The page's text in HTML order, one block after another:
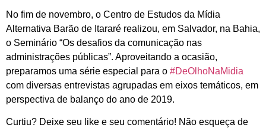
No fim de novembro, o Centro de Estudos da Mídia
Alternativa Barão de Itararé realizou, em Salvador, na Bahia,
o Seminário “Os desafios da comunicação nas
administrações públicas”. Aproveitando a ocasião,
preparamos uma série especial para o #DeOlhoNaMidia
com diversas entrevistas agrupadas em eixos temáticos, em
perspectiva de balanço do ano de 2019.
Curtiu? Deixe seu like e seu comentário! Não esqueça de